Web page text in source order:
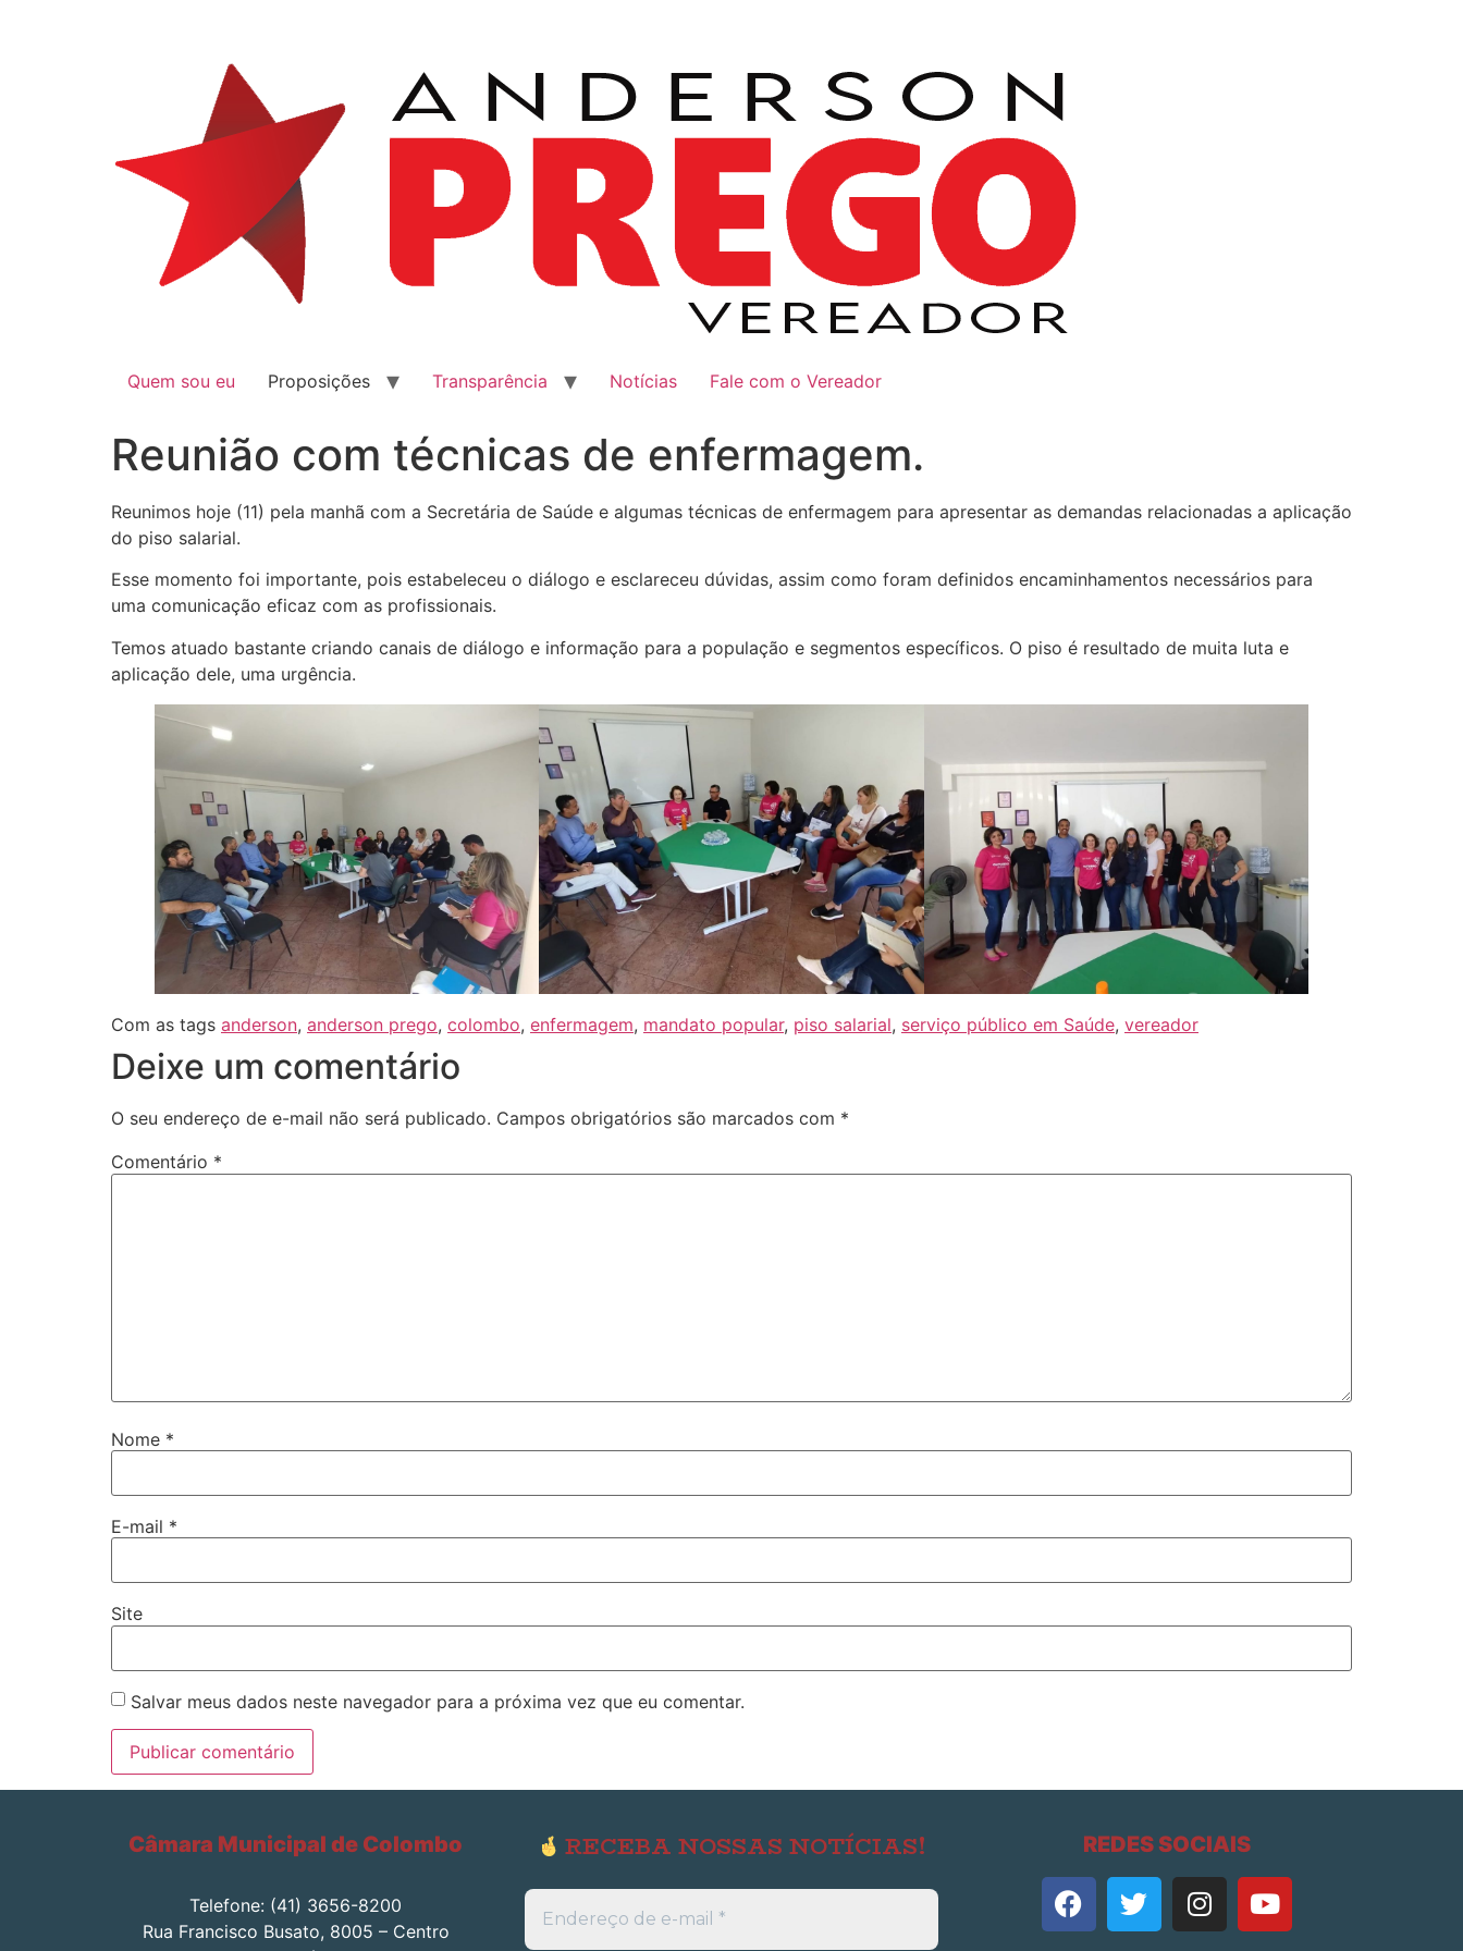
Quem sou eu Proposições Transparência Notícias Fale com o Vereador
Reunião com técnicas de enfermagem.
Reunimos hoje (11) pela manhã com a Secretária de Saúde e algumas técnicas de enfermagem para apresentar as demandas relacionadas a aplicação
do piso salarial.
Esse momento foi importante, pois estabeleceu o diálogo e esclareceu dúvidas, assim como foram definidos encaminhamentos necessários para
uma comunicação eficaz com as profissionais.
Temos atuado bastante criando canais de diálogo e informação para a população e segmentos específicos. O piso é resultado de muita luta e
aplicação dele, uma urgência.
Com as tags anderson, anderson prego, colombo, enfermagem, mandato popular, piso salarial, serviço público em Saúde, vereador
Deixe um comentário
O seu endereço de e-mail não será publicado. Campos obrigatórios são marcados com *
Comentário *
Nome *
E-mail *
Site
Salvar meus dados neste navegador para a próxima vez que eu comentar.
Câmara Municipal de Colombo
Telefone: (41) 3656-8200
Rua Francisco Busato, 8005 – Centro
RECEBA NOSSAS NOTÍCIAS!
Endereço
de
e-
REDES SOCIAIS